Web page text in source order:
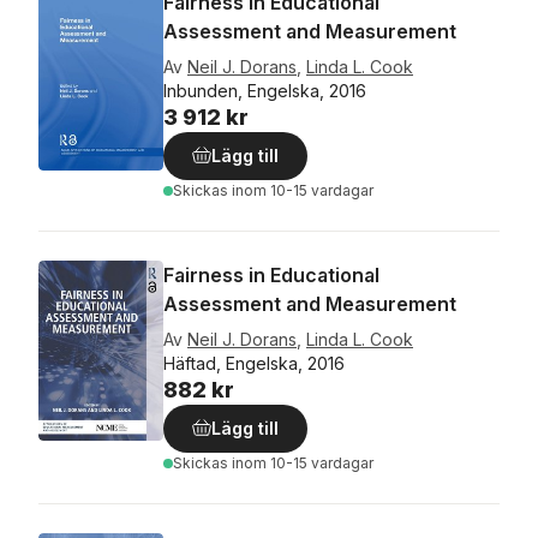
Assessment and Measurement
Av Neil J. Dorans Linda L. Cook
Inbunden, Engelska, 2016
3 912 kr
Lägg till
Skickas inom 10-15 vardagar
Fairness in Educational
Assessment and Measurement
Av Neil J. Dorans Linda L. Cook
Häftad, Engelska, 2016
882 kr
Lägg till
Skickas inom 10-15 vardagar